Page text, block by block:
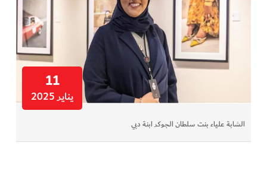
كوكب دبي
تقارير الخور
كل الأقسام
أبناء الديرة
11
يناير 2025
الشابة علياء بنت سلطان الجوكر ابنة دبي